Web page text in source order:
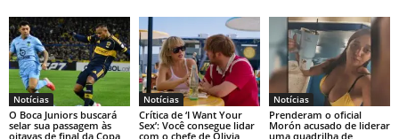
Notícias
O Boca Juniors buscará
selar sua passagem às
oitavas de final da Copa
Notícias
Crítica de ‘I Want Your
Sex’: Você consegue lidar
com o chefe de Olivia
Notícias
Prenderam o oficial
Morón acusado de liderar
uma quadrilha de